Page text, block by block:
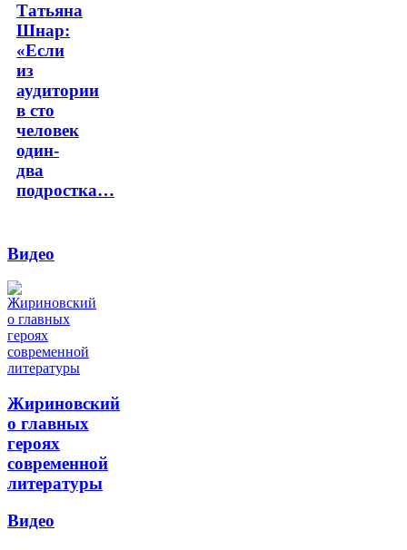
Татьяна
Шнар:
«Если
из
аудитории
в сто
человек
один-
два
подростка…
Видео
Жириновский
о главных
героях
современной
литературы
Видео